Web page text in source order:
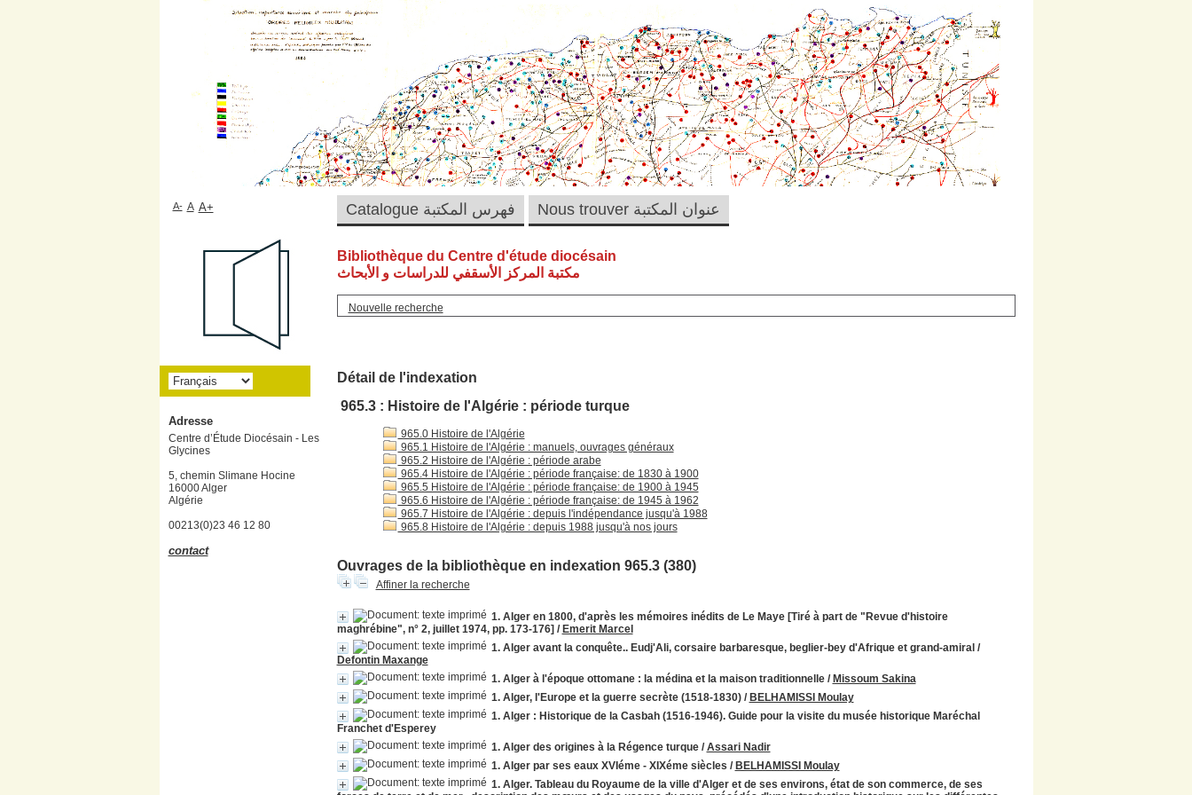
Bibliothèque du Centre d'étude diocésain
مكتبة المركز الأسقفي للدراسات و الأبحاث
Nouvelle recherche
Détail de l'indexation
965.3 : Histoire de l'Algérie : période turque
965.0 Histoire de l'Algérie
965.1 Histoire de l'Algérie : manuels, ouvrages généraux
965.2 Histoire de l'Algérie : période arabe
965.4 Histoire de l'Algérie : période française: de 1830 à 1900
965.5 Histoire de l'Algérie : période française: de 1900 à 1945
965.6 Histoire de l'Algérie : période française: de 1945 à 1962
965.7 Histoire de l'Algérie : depuis l'indépendance jusqu'à 1988
965.8 Histoire de l'Algérie : depuis 1988 jusqu'à nos jours
Ouvrages de la bibliothèque en indexation 965.3 (380)
Affiner la recherche
1. Alger en 1800, d'après les mémoires inédits de Le Maye [Tiré à part de "Revue d'histoire
maghrébine", n° 2, juillet 1974, pp. 173-176] / Emerit Marcel
1. Alger avant la conquête.. Eudj'Ali, corsaire barbaresque, beglier-bey d'Afrique et grand-amiral /
Defontin Maxange
1. Alger à l'époque ottomane : la médina et la maison traditionnelle/ Missoum Sakina
1. Alger, l'Europe et la guerre secrète (1518-1830)/ BELHAMISSI Moulay
1. Alger : Historique de la Casbah (1516-1946). Guide pour la visite du musée historique Maréchal
Franchet d'Esperey
1. Alger des origines à la Régence turque/Assari Nadir
1. Alger par ses eaux XVIéme - XIXéme siècles / BELHAMISSI Moulay
1. Alger. Tableau du Royaume de la ville d'Alger et de ses environs, état de son commerce, de ses
Catalogue فهرس المكتبة Nous trouver عنوان المكتبة A- A A+
Adresse
Centre d’Étude Diocésain - Les
Glycines
5, chemin Slimane Hocine
16000 Alger
Algérie
00213(0)23 46 12 80
contact